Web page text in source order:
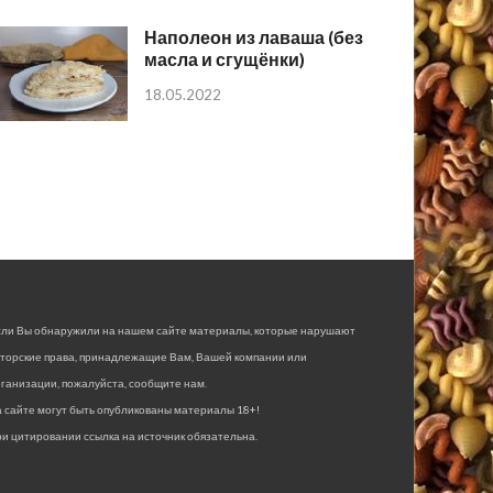
Наполеон из лаваша (без
масла и сгущёнки)
18.05.2022
Вы обнаружили на нашем сайте материалы, которые нарушают
права, принадлежащие Вам, Вашей компании или
пожалуйста, сообщите нам.
сайте могут быть опубликованы материалы 18+!
цитировании ссылка на источник обязательна.